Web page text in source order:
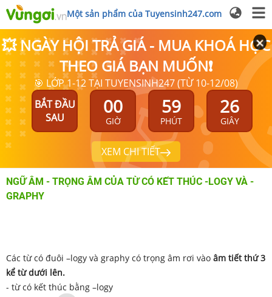
Một sản phẩm của Tuyensinh247.com
💥 NGÀY HỘI TRẢ GIÁ - MUA KHOÁ HỌC
THEO GIÁ BẠN MUỐN❗
🎯 LỚP 1-12 TẠI TUYENSINH247 (TỪ 10-12/08)
BẮT ĐẦU
SAU
00
GIỜ
59
PHÚT
26
GIÂY
XEM CHI TIẾT
NGỮ ÂM - TRỌNG ÂM CỦA TỪ CÓ KẾT THÚC -LOGY VÀ -
GRAPHY
Các từ có đuôi –logy và graphy có trọng âm rơi vào âm tiết thứ 3
kể từ dưới lên.
- từ có kết thúc bằng –logy